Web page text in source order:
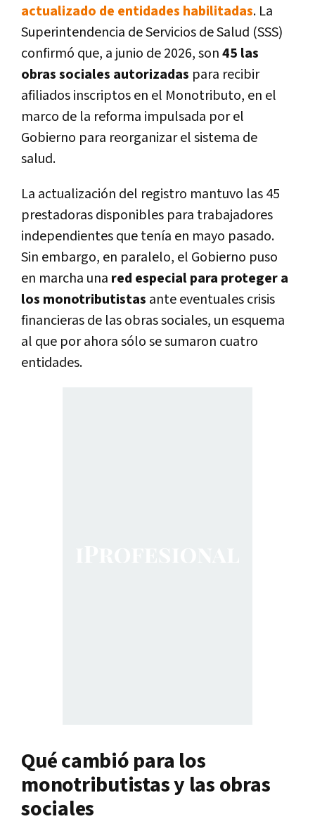
actualizado de entidades habilitadas. La
Superintendencia de Servicios de Salud (SSS)
confirmó que, a junio de 2026, son45 las
obras sociales autorizadas para recibir
afiliados inscriptos en el Monotributo, en el
marco de la reforma impulsada por el
Gobierno para reorganizar el sistema de
salud.
La actualización del registro mantuvo las 45
prestadoras disponibles para trabajadores
independientes que tenía en mayo pasado.
Sin embargo, en paralelo, el Gobierno puso
en marcha una red especial para proteger a
los monotributistas ante eventuales crisis
financieras de las obras sociales, un esquema
al que por ahora sólo se sumaron cuatro
entidades.
Qué cambió para los
monotributistas y las obras
sociales